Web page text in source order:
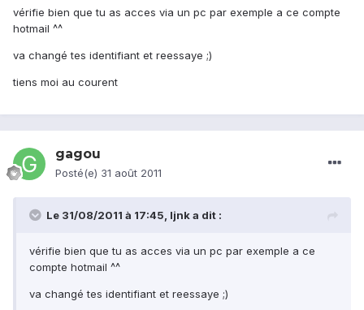
vérifie bien que tu as acces via un pc par exemple a ce compte
hotmail ^^
va changé tes identifiant et reessaye ;)
tiens moi au courent
gagou
Posté(e) 31 août 2011
Le 31/08/2011 à 17:45, ljnk a dit :
vérifie bien que tu as acces via un pc par exemple a ce
compte hotmail ^^
va changé tes identifiant et reessaye ;)